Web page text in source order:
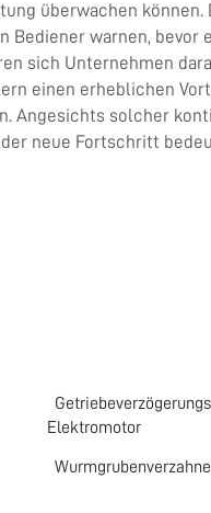
überwachen
warnen,
sich Unternehmen
einen erheblichen
Angesichts solcher
neue Fortschritt
Elektromotor